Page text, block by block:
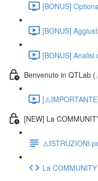
[BONUS]
[BONUS]
[BONUS]
Benvenuto in QTLab
[NEW] La
⚠️ISTRUZIONI
La